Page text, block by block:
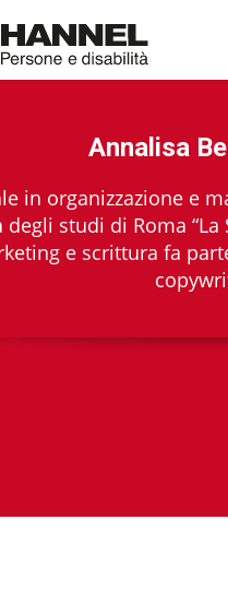
Annalisa
in organizzazione e
degli studi di Roma
e scrittura fa